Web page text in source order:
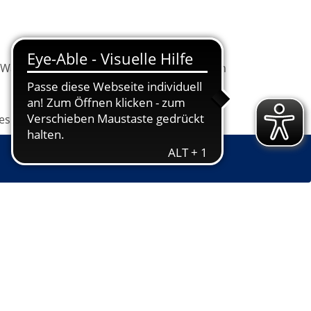
Warenkorb Information Programm
Grundbildung Jugendkunstschule